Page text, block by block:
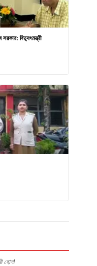
বিদ্যুৎমন্ত্রী
হোন!